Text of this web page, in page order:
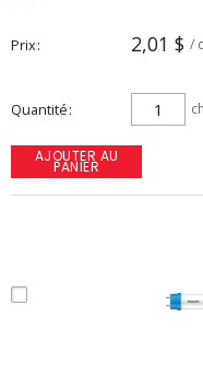
Prix 2,01 $ /
Quantité ch
AJOUTER AU
PANIER